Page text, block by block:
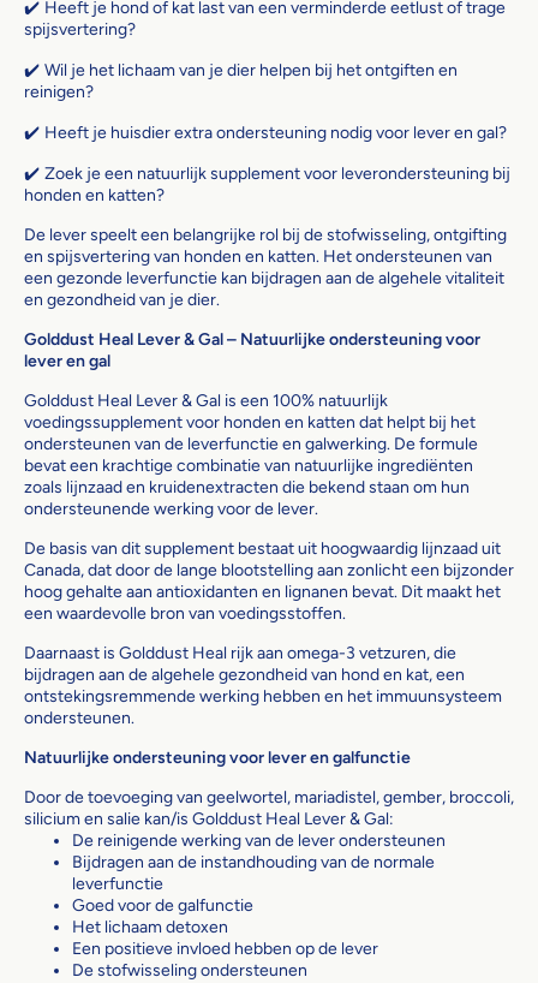
✔️ Heeft je hond of kat last van een verminderde eetlust of trage
spijsvertering?
✔️ Wil je het lichaam van je dier helpen bij het ontgiften en
reinigen?
✔️ Heeft je huisdier extra ondersteuning nodig voor lever en gal?
✔️ Zoek je een natuurlijk supplement voor leverondersteuning bij
honden en katten?
De lever speelt een belangrijke rol bij de stofwisseling, ontgifting
en spijsvertering van honden en katten. Het ondersteunen van
een gezonde leverfunctie kan bijdragen aan de algehele vitaliteit
en gezondheid van je dier.
Golddust Heal Lever & Gal – Natuurlijke ondersteuning voor
lever en gal
Golddust Heal Lever & Gal is een 100% natuurlijk
voedingssupplement voor honden en katten dat helpt bij het
ondersteunen van de leverfunctie en galwerking. De formule
bevat een krachtige combinatie van natuurlijke ingrediënten
zoals lijnzaad en kruidenextracten die bekend staan om hun
ondersteunende werking voor de lever.
De basis van dit supplement bestaat uit hoogwaardig lijnzaad uit
Canada, dat door de lange blootstelling aan zonlicht een bijzonder
hoog gehalte aan antioxidanten en lignanen bevat. Dit maakt het
een waardevolle bron van voedingsstoffen.
Daarnaast is Golddust Heal rijk aan omega-3 vetzuren, die
bijdragen aan de algehele gezondheid van hond en kat, een
ontstekingsremmende werking hebben en het immuunsysteem
ondersteunen.
Natuurlijke ondersteuning voor lever en galfunctie
Door de toevoeging van geelwortel, mariadistel, gember, broccoli,
silicium en salie kan/is Golddust Heal Lever & Gal:
De reinigende werking van de lever ondersteunen
Bijdragen aan de instandhouding van de normale
leverfunctie
Goed voor de galfunctie
Het lichaam detoxen
Een positieve invloed hebben op de lever
De stofwisseling ondersteunen